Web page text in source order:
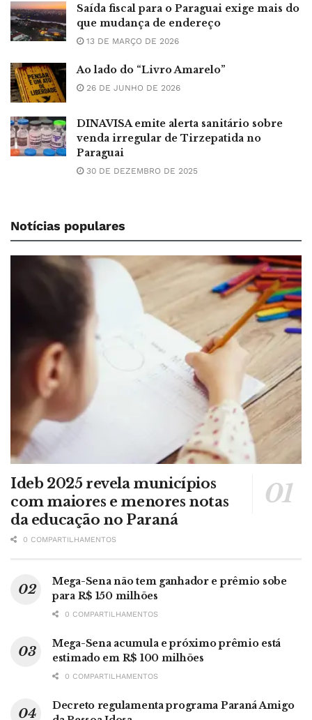
Saída fiscal para o Paraguai exige mais do
que mudança de endereço
13 DE MARÇO DE 2026
Ao lado do “Livro Amarelo”
26 DE JUNHO DE 2026
DINAVISA emite alerta sanitário sobre
venda irregular de Tirzepatida no
Paraguai
30 DE DEZEMBRO DE 2025
Notícias populares
Ideb 2025 revela municípios
com maiores e menores notas
da educação no Paraná
0 COMPARTILHAMENTOS
Mega-Sena não tem ganhador e prêmio sobe
para R$ 150 milhões
0 COMPARTILHAMENTOS
Mega-Sena acumula e próximo prêmio está
estimado em R$ 100 milhões
0 COMPARTILHAMENTOS
Decreto regulamenta programa Paraná Amigo